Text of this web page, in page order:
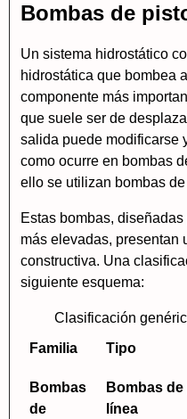
Bombas de
Un sistema hidrostático
hidrostática que bombea
componente más
que suele ser de
salida puede modificarse
como ocurre en bombas
ello se utilizan bombas
Estas bombas,
más elevadas, presentan
constructiva. Una
siguiente esquema:
Clasificación
Familia
Tipo
Bombas
de
Bombas
línea